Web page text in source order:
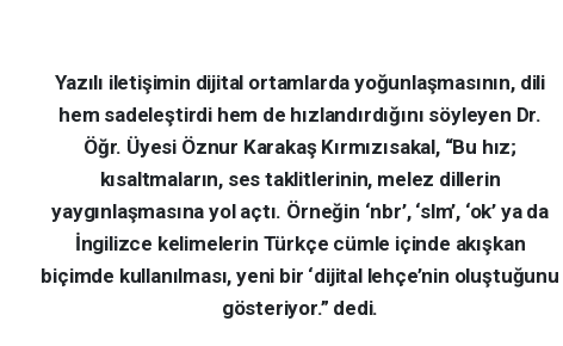
Yazılı iletişimin dijital ortamlarda yoğunlaşmasının, dili
hem sadeleştirdi hem de hızlandırdığını söyleyen Dr.
Öğr. Üyesi Öznur Karakaş Kırmızısakal, “Bu hız;
kısaltmaların, ses taklitlerinin, melez dillerin
yaygınlaşmasına yol açtı. Örneğin ‘nbr’, ‘slm’, ‘ok’ ya da
İngilizce kelimelerin Türkçe cümle içinde akışkan
biçimde kullanılması, yeni bir ‘dijital lehçe’nin oluştuğunu
gösteriyor.” dedi.